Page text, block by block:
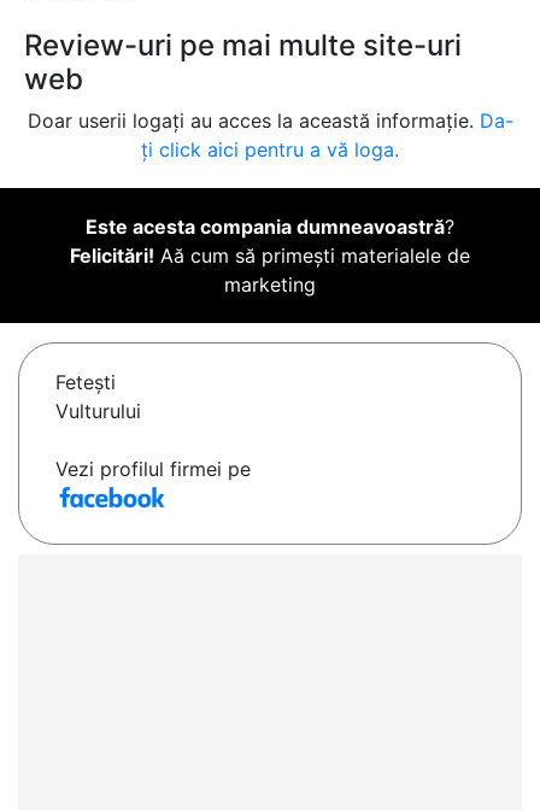
Review-uri pe mai multe site-uri
web
Doar userii logați au acces la această informație. Da-
ți click aici pentru a vă loga.
Este acesta compania dumneavoastră?
Felicitări! Aă cum să primești materialele de
marketing
Feteşti
Vulturului
Vezi profilul firmei pe